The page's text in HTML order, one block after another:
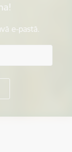
e-pastā.